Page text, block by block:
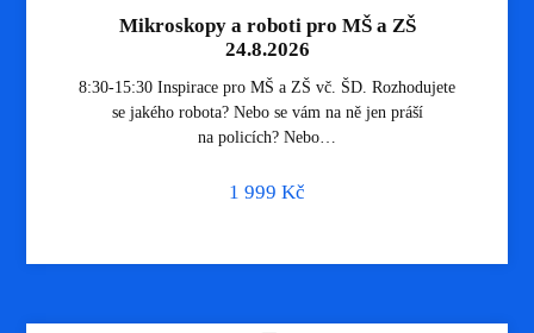
Mikroskopy a roboti pro MŠ a ZŠ
24.8.2026
8:30-15:30 Inspirace pro MŠ a ZŠ vč. ŠD. Rozhodujete
se jakého robota? Nebo se vám na ně jen práší
na policích? Nebo…
1 999 Kč